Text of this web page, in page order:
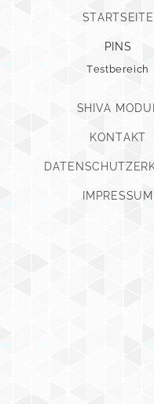
STARTSEITE
PINS
Testbereich
SHIVA MODUL
KONTAKT
IMPRESSUM